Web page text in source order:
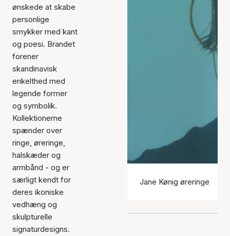
ønskede at skabe
personlige
smykker med kant
og poesi. Brandet
forener
skandinavisk
enkelthed med
legende former
og symbolik.
Kollektionerne
spænder over
ringe, øreringe,
halskæder og
armbånd - og er
særligt kendt for
deres ikoniske
vedhæng og
skulpturelle
signaturdesigns.
Jane Kønig øreringe